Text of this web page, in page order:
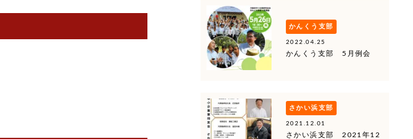
かんくう支部
2022.04.25
かんくう支部 5月例会
さかい浜支部
2021.12.01
さかい浜支部 2021年12